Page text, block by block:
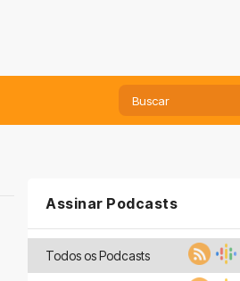
Assinar Podcasts
Todos os Podcasts